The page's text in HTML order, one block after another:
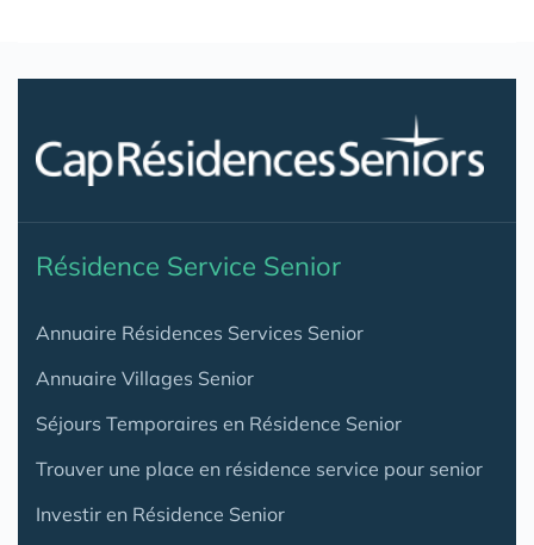
Résidence Service Senior
Annuaire Résidences Services Senior
Annuaire Villages Senior
Séjours Temporaires en Résidence Senior
Trouver une place en résidence service pour senior
Investir en Résidence Senior